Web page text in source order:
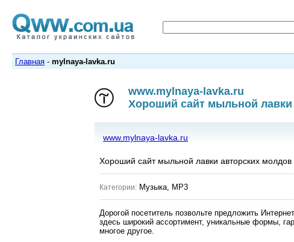
Главная - mylnaya-lavka.ru
www.mylnaya-lavka.ru
Хороший сайт мыльной лавки
www.mylnaya-lavka.ru
Хороший сайт мыльной лавки авторских молдов
Категории: Музыка, MP3
Дорогой посетитель позвольте предложить
здесь широкий ассортимент, уникальные формы,
многое другое.